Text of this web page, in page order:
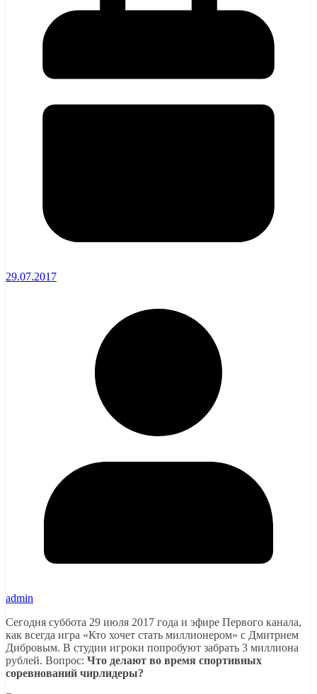
29.07.2017
admin
Сегодня суббота 29 июля 2017 года и эфире Первого канала,
как всегда игра «Кто хочет стать миллионером» с Дмитрием
Дибровым. В студии игроки попробуют забрать 3 миллиона
рублей. Вопрос: Что делают во время спортивных
соревнований чирлидеры?